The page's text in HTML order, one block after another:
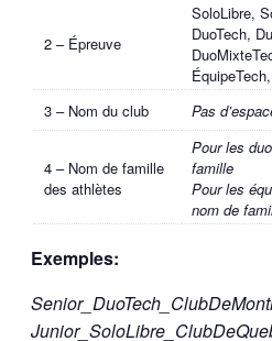
2 – Épreuve
SoloLibre,
DuoTech,
3 – Nom du club
Pas
4 – Nom de famille
des athlètes
Pour les
famille
Pour les
nom de
Exemples: